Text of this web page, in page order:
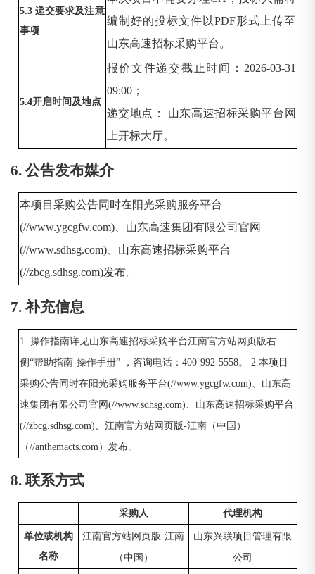
5.3 递交要求及注意
事项
编制好的投标文件以PDF形式上传至
山东高速招标采购平台。
5.4开启时间及地点
报价文件递交截止时间： 2026-03-31
09:00；
递交地点：
山东高速招标采购平台网
上开标大厅。
6. 公告发布媒介
本项目采购公告同时在阳光采购服务平台
(//www.ygcgfw.com)、山东高速集团有限公司官网
(//www.sdhsg.com)、山东高速招标采购平台
(//zbcg.sdhsg.com)发布。
7. 补充信息
1. 操作指南详见山东高速招标采购平台江南官方站网页版右
侧“帮助指南-操作手册” ，咨询电话：400-992-5558。 2.本项目
采购公告同时在阳光采购服务平台(//www.ygcgfw.com)、山东高
速集团有限公司官网(//www.sdhsg.com)、山东高速招标采购平台
(//zbcg.sdhsg.com)、江南官方站网页版-江南（中国）
（//anthemacts.com）发布。
8. 联系方式
采购人 代理机构
单位或机构
名称
江南官方站网页版-江南
（中国）
山东兴联项目管理有限
公司